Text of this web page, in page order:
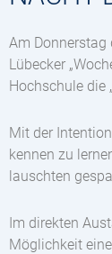
Am Donnerstag
Lübecker
Hochschule die
Mit der
kennen zu
lauschten
Im direkten
Möglichkeit